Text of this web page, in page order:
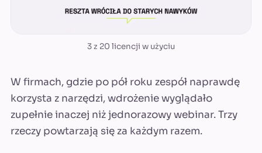
3 z 20 licencji w użyciu
W firmach, gdzie po pół roku zespół naprawdę
korzysta z narzędzi, wdrożenie wyglądało
zupełnie inaczej niż jednorazowy webinar. Trzy
rzeczy powtarzają się za każdym razem.